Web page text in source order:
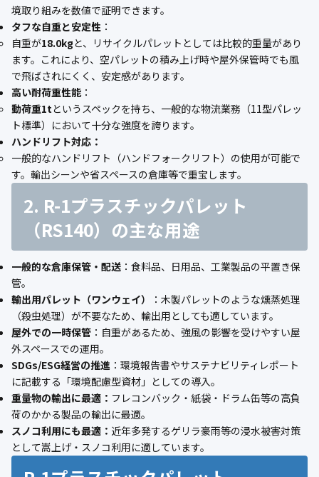
境取り組みを数値で証明できます。
タフな自重と安定性 ：
自重が18.0kgと、リサイクルパレットとしては比較的重量があり
ます。これにより、空パレットの積み上げ時や屋外保管時でも風
で飛ばされにくく、安定感があります。
高い耐荷重性能：
動荷重1tというスペックを持ち、一般的な物流業務（11型パレッ
ト標準）において十分な強度を誇ります。
ハンドリフト対応：
一般的なハンドリフト（ハンドフォークリフト）の使用が可能で
す。輸出シーンや省スペースの倉庫等で重宝します。
2. R-1プラスチックパレット
（RS140）の主な用途
一般的な倉庫保管・配送 ：食料品、日用品、工業製品の平置き保
管。
輸出用パレット（ワンウェイ）
：木製パレットのような燻蒸処理
（殺虫処理）が不要なため、輸出用としても適しています。
屋外での一時保管 ：自重があるため、強風の影響を受けやすい屋
外スペースでの運用。
SDGs/ESG経営の推進 ：環境報告書やサステナビリティレポート
に記載する「環境配慮型資材」としての導入。
重量物の輸出に最適： フレコンバック・紙袋・ドラム缶等の高負
荷のかかる製品の輸出に最適。
スノコ利用にも最適： 近年多発するゲリラ豪雨等の浸水被害対策
として嵩上げ・スノコ利用に適しています。